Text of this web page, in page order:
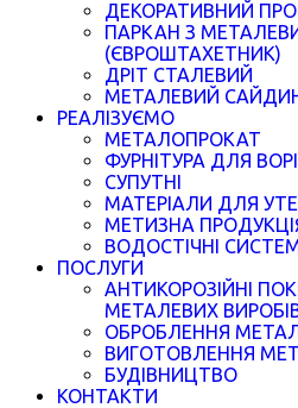
ДЕКОРАТИВНИЙ
ПАРКАН З
(ЄВРОШТАХЕТНИК)
ДРІТ СТАЛЕВИЙ
МЕТАЛЕВИЙ
РЕАЛІЗУЄМО
МЕТАЛОПРОКАТ
ФУРНІТУРА ДЛЯ
СУПУТНІ
МАТЕРІАЛИ ДЛЯ
МЕТИЗНА
ВОДОСТІЧНІ
ПОСЛУГИ
АНТИКОРОЗІЙНІ
МЕТАЛЕВИХ
ОБРОБЛЕННЯ
ВИГОТОВЛЕННЯ
БУДІВНИЦТВО
КОНТАКТИ